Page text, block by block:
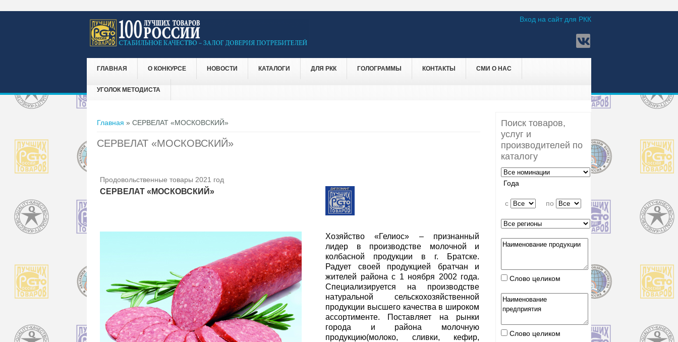
Вход на сайт для РКК
ГЛАВНАЯ О КОНКУРСЕ НОВОСТИ КАТАЛОГИ ДЛЯ РКК ГОЛОГРАММЫ КОНТАКТЫ СМИ О НАС
УГОЛОК МЕТОДИСТА
Вы здесь
Главная » СЕРВЕЛАТ «МОСКОВСКИЙ»
СЕРВЕЛАТ «МОСКОВСКИЙ»
Продовольственные товары 2021 год
СЕРВЕЛАТ «МОСКОВСКИЙ»
Хозяйство «Гелиос» – признанный
лидер в производстве молочной и
колбасной продукции в г. Братске.
Радует своей продукцией братчан и
жителей района с 1 ноября 2002 года.
Специализируется на производстве
натуральной сельскохозяйственной
продукции высшего качества в широком
ассортименте. Поставляет на рынки
города и района молочную
продукцию(молоко, сливки, кефир,
Поиск товаров,
услуг и
производителей по
каталогу
Года
c по
Слово целиком
Слово целиком